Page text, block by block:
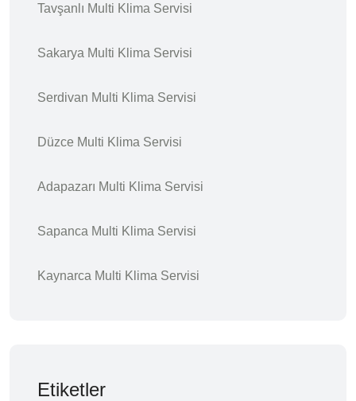
Tavşanlı Multi Klima Servisi
Sakarya Multi Klima Servisi
Serdivan Multi Klima Servisi
Düzce Multi Klima Servisi
Adapazarı Multi Klima Servisi
Sapanca Multi Klima Servisi
Kaynarca Multi Klima Servisi
Etiketler